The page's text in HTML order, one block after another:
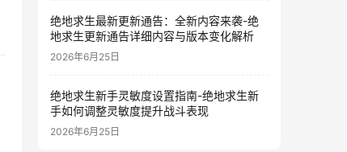
绝地求生最新更新通告：全新内容来袭-绝
地求生更新通告详细内容与版本变化解析
2026年6月25日
绝地求生新手灵敏度设置指南-绝地求生新
手如何调整灵敏度提升战斗表现
2026年6月25日